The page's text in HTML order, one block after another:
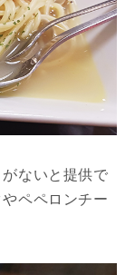
ないと提供で
ペペロンチー